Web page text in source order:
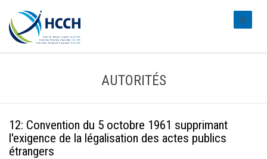
AUTORITÉS
12: Convention du 5 octobre 1961 supprimant
l'exigence de la légalisation des actes publics
étrangers